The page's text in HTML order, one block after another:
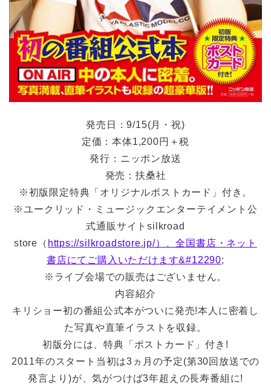
発売日：9/15(月・祝)
定価：本体1,200円＋税
発行：ニッポン放送
発売：扶桑社
※初版限定特典「オリジナルポストカード」付き。
※ユークリッド・ミュージックエンターテイメント公
式通販サイトsilkroad
store（ https://silkroadstore.jp/）、全国書店・ネット
書店にてご購入いただけます&#12290;
※ライブ会場での販売はございません。
内容紹介
キリショー初の番組公式本がついに発売!本人に密着し
た写真や直筆イラストを収録。
初版分には、特典「ポストカード」付き!
2011年のスタート当初は3ヵ月の予定(第30回放送での
発言より)が、気がつけば3年超えの長寿番組に!